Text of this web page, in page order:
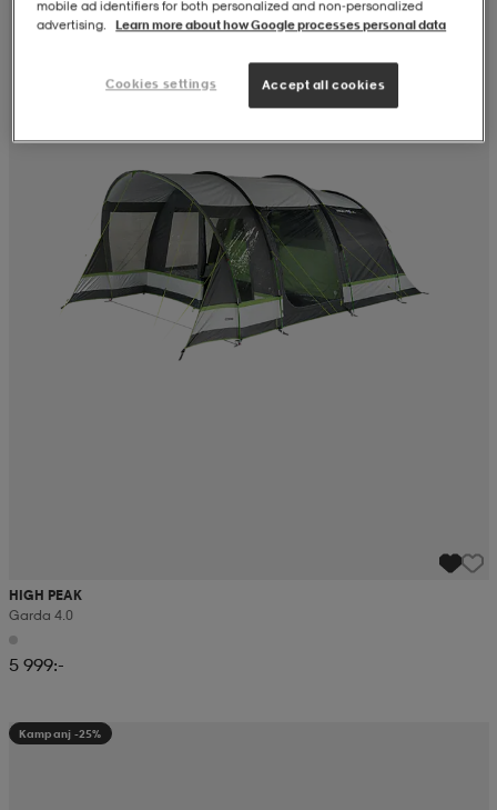
HIGH PEAK
Garda 4.0
5 999:-
Kampanj -25%
mobile ad identifiers for both personalized and non‑personalized
advertising.
Learn more about how Google processes personal data
Cookies settings Accept all cookies